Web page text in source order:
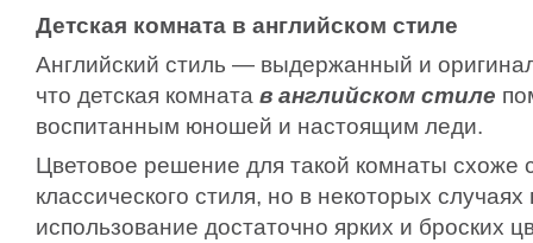
Детская комната в английском стиле
Английский стиль — выдержанный и
что детская комната в английском стиле
воспитанным юношей и настоящим леди.
Цветовое решение для такой комнаты схоже
классического стиля, но в некоторых
использование достаточно ярких и броских